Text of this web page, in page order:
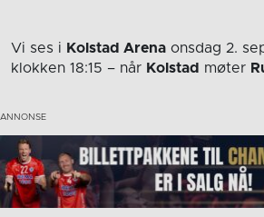
Vi ses i Kolstad Arena onsdag 2.
klokken 18:15 – når Kolstad møter